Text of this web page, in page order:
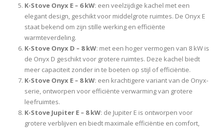
K-Stove Onyx E – 6 kW: een veelzijdige kachel met een
elegant design, geschikt voor middelgrote ruimtes. De Onyx E
staat bekend om zijn stille werking en efficiënte
warmteverdeling.
K-Stove Onyx D – 8 kW: met een hoger vermogen van 8 kW is
de Onyx D geschikt voor grotere ruimtes. Deze kachel biedt
meer capaciteit zonder in te boeten op stijl of efficiëntie.
K-Stove Onyx E – 8 kW: een krachtigere variant van de Onyx-
serie, ontworpen voor efficiënte verwarming van grotere
leefruimtes.
K-Stove Jupiter E – 8 kW: de Jupiter E is ontworpen voor
grotere verblijven en biedt maximale efficiëntie en comfort,